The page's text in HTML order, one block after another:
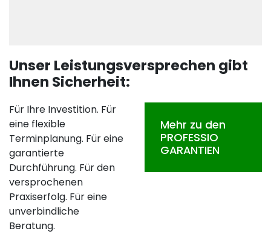
Unser Leistungsversprechen gibt
Ihnen Sicherheit:
Für Ihre Investition. Für
eine flexible
Terminplanung. Für eine
garantierte
Durchführung. Für den
versprochenen
Praxiserfolg. Für eine
unverbindliche
Beratung.
Mehr zu den
PROFESSIO
GARANTIEN